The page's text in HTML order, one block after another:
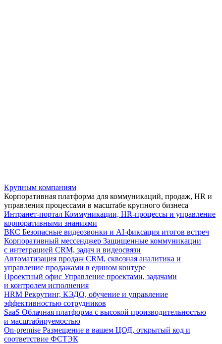
Крупным компаниям
Корпоративная платформа для коммуникаций, продаж, HR и
управления процессами в масштабе крупного бизнеса
Интранет-портал Коммуникации, HR-процессы и управление
корпоративными знаниями
ВКС Безопасные видеозвонки и AI-фиксация итогов встреч
Корпоративный мессенджер Защищенные коммуникации
с интеграцией CRM, задач и видеосвязи
Автоматизация продаж CRM, сквозная аналитика и
управление продажами в едином контуре
Проектный офис Управление проектами, задачами
и контролем исполнения
HRM Рекрутинг, КЭДО, обучение и управление
эффективностью сотрудников
SaaS Облачная платформа с высокой производительностью
и масштабируемостью
On-premise Размещение в вашем ЦОД, открытый код и
соответствие ФСТЭК